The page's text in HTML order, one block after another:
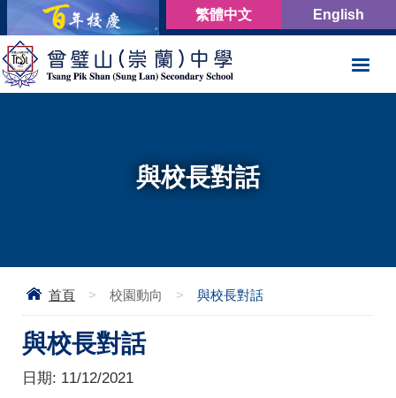
English
繁體中文
與校長對話
首頁 > 校園動向 > 與校長對話
與校長對話
日期: 11/12/2021